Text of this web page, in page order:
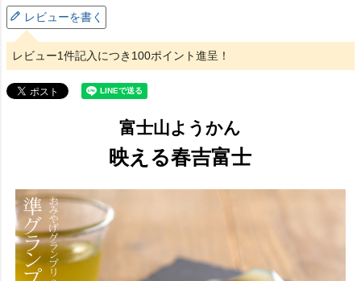
レビューを書く
レビュー1件記入につき100ポイント進呈！
富士山ようかん
映える春吉富士